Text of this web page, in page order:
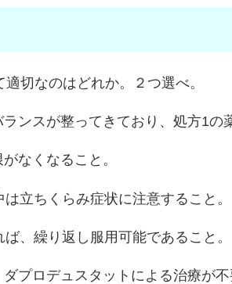
切なのはどれか。２つ選べ。
ンスが整ってきており、処方1の
なくなること。
立ちくらみ症状に注意すること。
、繰り返し服用可能であること。
プロデュスタットによる治療が不